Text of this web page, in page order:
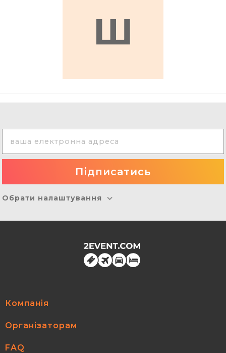
Ш
Обрати налаштування
Компанія
Організаторам
FAQ